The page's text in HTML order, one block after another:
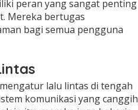
peran yang sangat penting
Mereka bertugas
bagi semua pengguna
lalu lintas di tengah
komunikasi yang canggih